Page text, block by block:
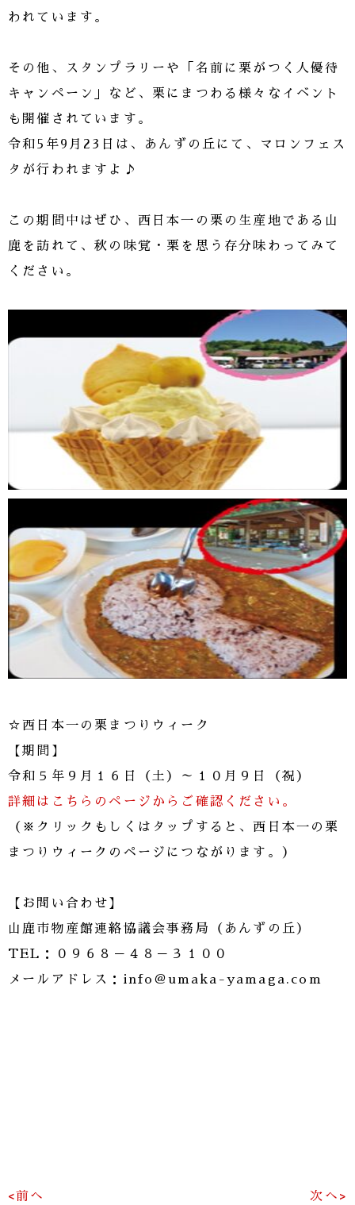
われています。
その他、スタンプラリーや「名前に栗がつく人優待
キャンペーン」など、栗にまつわる様々なイベント
も開催されています。
令和5年9月23日は、あんずの丘にて、マロンフェス
タが行われますよ♪
この期間中はぜひ、西日本一の栗の生産地である山
鹿を訪れて、秋の味覚・栗を思う存分味わってみて
ください。
☆西日本一の栗まつりウィーク
【期間】
令和５年９月１６日（土）～１０月９日（祝）
詳細はこちらのページからご確認ください。
（※クリックもしくはタップすると、西日本一の栗
まつりウィークのページにつながります。）
【お問い合わせ】
山鹿市物産館連絡協議会事務局（あんずの丘）
TEL：０９６８－４８－３１００
メールアドレス：info＠umaka-yamaga.com
<前へ 次へ>